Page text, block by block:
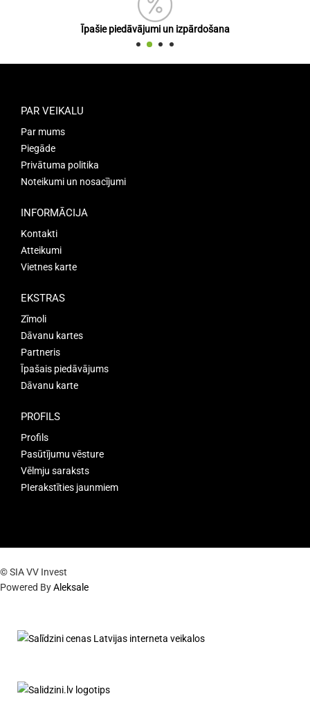
Īpašie piedāvājumi un izpārdošana
PAR VEIKALU
Par mums
Piegāde
Privātuma politika
Noteikumi un nosacījumi
INFORMĀCIJA
Kontakti
Atteikumi
Vietnes karte
EKSTRAS
Zīmoli
Dāvanu kartes
Partneris
Īpašais piedāvājums
Dāvanu karte
PROFILS
Profils
Pasūtījumu vēsture
Vēlmju saraksts
PIerakstīties jaunmiem
© SIA VV Invest
Powered ByAleksale